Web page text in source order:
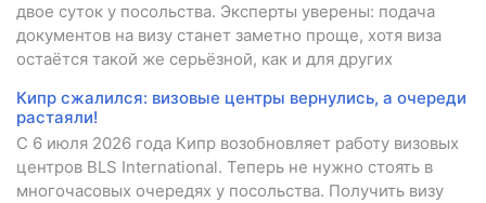
двое суток у посольства. Эксперты уверены: подача
документов на визу станет заметно проще, хотя виза
остаётся такой же серьёзной, как и для других
Кипр сжалился: визовые центры вернулись, а очереди
растаяли!
С 6 июля 2026 года Кипр возобновляет работу визовых
центров BLS International. Теперь не нужно стоять в
многочасовых очередях у посольства. Получить визу